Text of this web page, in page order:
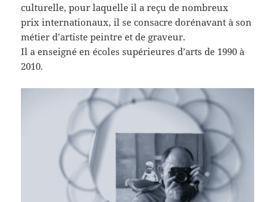
culturelle, pour laquelle il a reçu de nombreux
prix internationaux, il se consacre dorénavant à son
métier d’artiste peintre et de graveur.
Il a enseigné en écoles supérieures d’arts de 1990 à
2010.